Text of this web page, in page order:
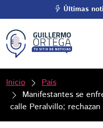
Últimas
Inicio
País
Manifestantes se
calle Peralvillo;